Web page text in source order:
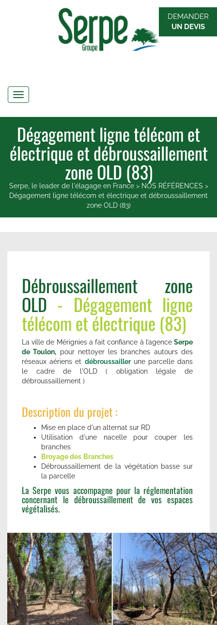
DEMANDER
UN DEVIS
Navigation
Dégagement ligne télécom et
électrique et débroussaillement
zone OLD (83)
Serpe, le leader de l'élagage en France> NOS RÉFÉRENCES >
Dégagement ligne télécom et électrique et débroussaillement
zone OLD (83)
Débroussaillement zone
OLD - Dégagement ligne
télécom et électrique (83)
La ville de Mérignies a fait confiance à l’agence Serpe
de Toulon, pour nettoyer les branches autours des
réseaux aériens et débroussaillerune parcelle dans
le cadre de l'OLD ( obligation légale de
débroussaillement )
Description du projet :
Mise en place d'un alternat sur RD
Utilisation d'une nacelle pour couper les
branches
Broyage des Branches
Débroussaillement de la végétation basse sur
la parcelle
La Serpe vous accompagne pour la réglementation
concernant le débroussaillement de vos espaces
végétalisés.